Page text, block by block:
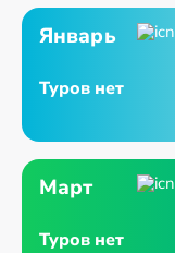
Январь
Туров нет
Март
Туров нет